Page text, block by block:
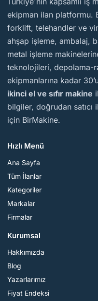
ekipman ilan platformu.
forklift, telehandler ve
ahşap işleme, ambalaj,
metal işleme
teknolojileri, depolama-
ekipmanlarına kadar
ikinci el ve sıfır makine
bilgiler, doğrudan
için BirMakine.
Hızlı Menü
Ana Sayfa
Tüm İlanlar
Kategoriler
Markalar
Firmalar
Kurumsal
Hakkımızda
Blog
Yazarlarımız
Fiyat Endeksi